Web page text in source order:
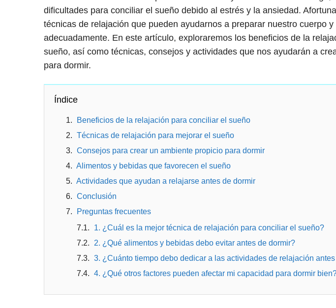
dificultades para conciliar el sueño debido al estrés y la ansiedad.
técnicas de relajación que pueden ayudarnos a preparar nuestro cuerpo
adecuadamente. En este artículo, exploraremos los beneficios de la
sueño, así como técnicas, consejos y actividades que nos ayudarán a
para dormir.
Índice
Beneficios de la relajación para conciliar el sueño
Técnicas de relajación para mejorar el sueño
Consejos para crear un ambiente propicio para dormir
Alimentos y bebidas que favorecen el sueño
Actividades que ayudan a relajarse antes de dormir
Conclusión
Preguntas frecuentes
1. ¿Cuál es la mejor técnica de relajación para conciliar el sueño?
2. ¿Qué alimentos y bebidas debo evitar antes de dormir?
3. ¿Cuánto tiempo debo dedicar a las actividades de relajación
4. ¿Qué otros factores pueden afectar mi capacidad para dormir